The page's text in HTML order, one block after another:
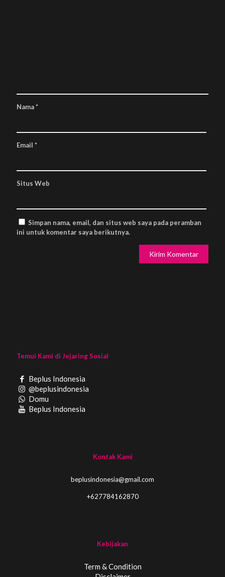
Nama*
Email *
Situs Web
Simpan nama, email, dan situs web saya pada peramban
ini untuk komentar saya berikutnya.
Temui Kami di Jejaring Sosial
Beplus Indonesia
@beplusindonesia
Domu
Beplus Indonesia
Kontak Kami
beplusindonesia@gmail.com
+627784162870
Kebijakan
Term & Condition